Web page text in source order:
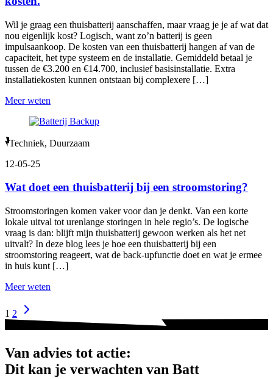
Wil je graag een thuisbatterij aanschaffen, maar vraag je je af wat dat
nou eigenlijk kost? Logisch, want zo’n batterij is geen
impulsaankoop. De kosten van een thuisbatterij hangen af van de
capaciteit, het type systeem en de installatie. Gemiddeld betaal je
tussen de €3.200 en €14.700, inclusief basisinstallatie. Extra
installatiekosten kunnen ontstaan bij complexere […]
Meer weten
Techniek, Duurzaam
12-05-25
Wat doet een thuisbatterij bij een stroomstoring?
Stroomstoringen komen vaker voor dan je denkt. Van een korte
lokale uitval tot urenlange storingen in hele regio’s. De logische
vraag is dan: blijft mijn thuisbatterij gewoon werken als het net
uitvalt? In deze blog lees je hoe een thuisbatterij bij een
stroomstoring reageert, wat de back-upfunctie doet en wat je ermee
in huis kunt […]
Meer weten
1 2
Van advies tot actie:
Dit kan je verwachten van Batt